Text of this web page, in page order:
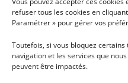
refuser tous les cookies en
Paramétrer » pour gérer vos
Toutefois, si vous bloquez
navigation et les services que
peuvent être impactés.
CONDITIONS GÉNÉRALES
D'UTILISATION